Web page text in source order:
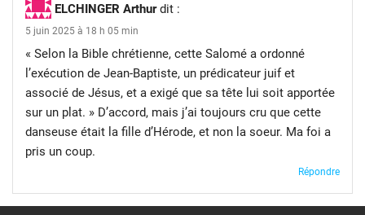
ELCHINGER Arthur dit :
5 juin 2025 à 18 h 05 min
« Selon la Bible chrétienne, cette Salomé a ordonné
l’exécution de Jean-Baptiste, un prédicateur juif et
associé de Jésus, et a exigé que sa tête lui soit apportée
sur un plat. » D’accord, mais j’ai toujours cru que cette
danseuse était la fille d’Hérode, et non la soeur. Ma foi a
pris un coup.
Répondre